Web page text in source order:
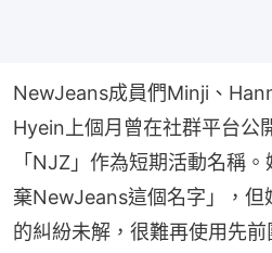
NewJeans成員們Minji、
Hyein上個月曾在社群平台公
「NJZ」作為短期活動名稱
棄NewJeans這個名字」，但
的糾紛未解，很難再使用先前